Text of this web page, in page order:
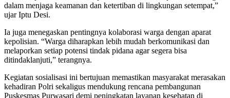
dalam menjaga keamanan dan ketertiban di lingkungan setempat,”
ujar Iptu Desi.
Ia juga menegaskan pentingnya kolaborasi warga dengan aparat
kepolisian. “Warga diharapkan lebih mudah berkomunikasi dan
melaporkan setiap potensi tindak pidana agar segera bisa
ditindaklanjuti,” terangnya.
Kegiatan sosialisasi ini bertujuan memastikan masyarakat merasakan
kehadiran Polri sekaligus mendukung rencana pembangunan
Puskesmas Purwasari demi peningkatan layanan kesehatan di